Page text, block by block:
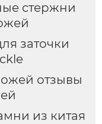
стержни
заточки
отзывы
из китая